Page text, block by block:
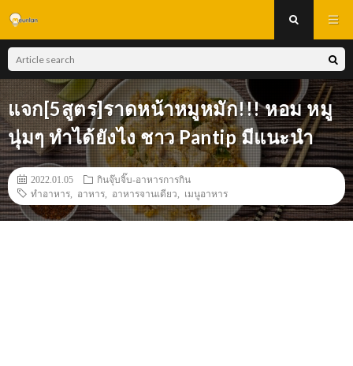
แจก[5สูตร]ราดหน้าหมูหมัก!!! หอม หมู
นุ่มๆ ทำได้ยังไง ชาว Pantip มีแนะนำ
2022.01.05
กินจุ๊บจิ๊บ-อาหารการกิน
ทำอาหาร
อาหาร อาหารจานเดียว เมนูอาหาร